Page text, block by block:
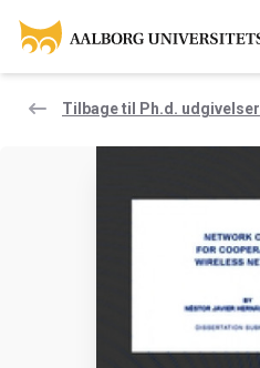
Tilbage til Ph.d. udgivelser